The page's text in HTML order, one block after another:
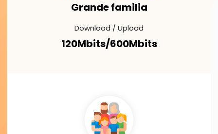
Grande familia
Download / Upload
120Mbits/600Mbits